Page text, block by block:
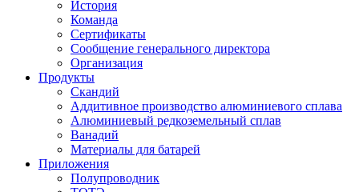
История
Команда
Сертификаты
Сообщение генерального директора
Организация
Продукты
Скандий
Аддитивное производство алюминиевого сплава
Алюминиевый редкоземельный сплав
Ванадий
Материалы для батарей
Приложения
Полупроводник